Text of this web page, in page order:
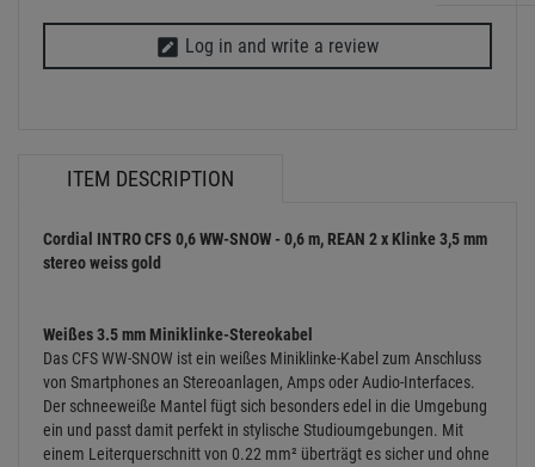
Log in and write a review
ITEM DESCRIPTION
Cordial INTRO CFS 0,6 WW-SNOW - 0,6 m, REAN 2 x Klinke 3,5 mm
stereo weiss gold
Weißes 3.5 mm Miniklinke-Stereokabel
Das CFS WW-SNOW ist ein weißes Miniklinke-Kabel zum Anschluss
von Smartphones an Stereoanlagen, Amps oder Audio-Interfaces.
Der schneeweiße Mantel fügt sich besonders edel in die Umgebung
ein und passt damit perfekt in stylische Studioumgebungen. Mit
einem Leiterquerschnitt von 0.22 mm² überträgt es sicher und ohne